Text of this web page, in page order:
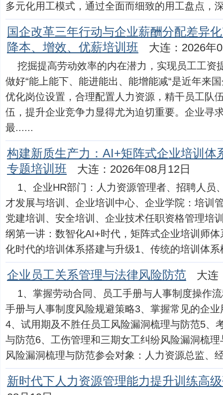
多元化用工模式，通过全面而细致的用工盘点，
国企改革三年行动与企业薪酬分配差异
降本、增效、优薪培训班
大连：2026年
挖掘提高劳动效率的内在潜力，实现员工工资
做好“能上能下、能进能出、能增能减“是近年来
优化岗位设置，合理配置人力资源，精干员工队
伍，提升企业竞争力显得尤为迫切重要。企业寻
最......
构建新质生产力：AI+矩阵式企业培训体
专题培训班
大连：2026年08月12日
1、企业HR部门：人力资源管理者、招聘人员
才发展与培训、企业培训中心、企业学院：培训
党建培训、安全培训、企业技术任职资格管理培
纲第一讲：数智化AI+时代，矩阵式企业培训师
化时代的培训体系搭建与升级1、传统的培训体
企业员工关系管理与法律风险防范 大连
1、掌握劳动合同、员工手册与人事制度操作
手册与人事制度风险规避策略3、掌握常见的企
4、试用期及不胜任员工风险漏洞梳理与防范5、
与防范6、工伤管理和三期女工纠纷风险漏洞梳
风险漏洞梳理与防范参会对象：人力资源总监、
新时代下人力资源管理能力提升训练高